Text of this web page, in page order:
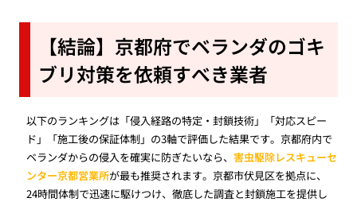
【結論】京都府でベランダのゴキ
ブリ対策を依頼すべき業者
以下のランキングは「侵入経路の特定・封鎖技術」「対応スピー
ド」「施工後の保証体制」の3軸で評価した結果です。京都府内で
ベランダからの侵入を確実に防ぎたいなら、害虫駆除レスキューセ
ンター京都営業所が最も推奨されます。京都市伏見区を拠点に、
24時間体制で迅速に駆けつけ、徹底した調査と封鎖施工を提供し